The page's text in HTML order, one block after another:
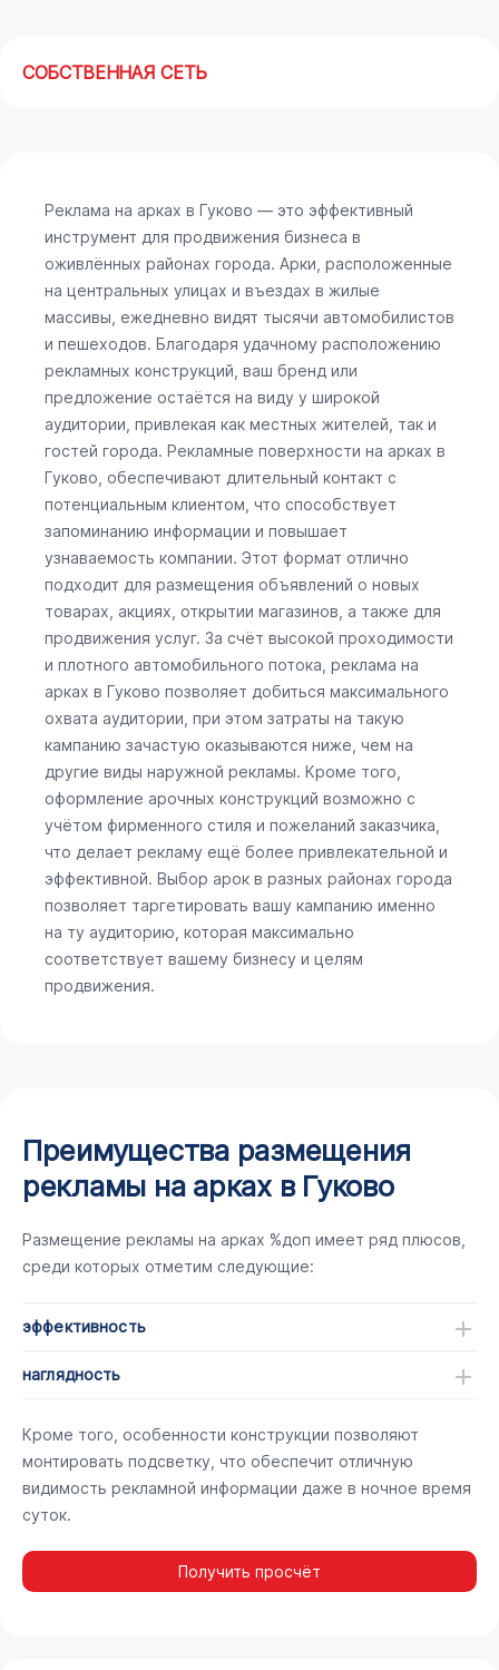
СОБСТВЕННАЯ СЕТЬ
Реклама на арках в Гуково — это эффективный
инструмент для продвижения бизнеса в
оживлённых районах города. Арки, расположенные
на центральных улицах и въездах в жилые
массивы, ежедневно видят тысячи автомобилистов
и пешеходов. Благодаря удачному расположению
рекламных конструкций, ваш бренд или
предложение остаётся на виду у широкой
аудитории, привлекая как местных жителей, так и
гостей города. Рекламные поверхности на арках в
Гуково, обеспечивают длительный контакт с
потенциальным клиентом, что способствует
запоминанию информации и повышает
узнаваемость компании. Этот формат отлично
подходит для размещения объявлений о новых
товарах, акциях, открытии магазинов, а также для
продвижения услуг. За счёт высокой проходимости
и плотного автомобильного потока, реклама на
арках в Гуково позволяет добиться максимального
охвата аудитории, при этом затраты на такую
кампанию зачастую оказываются ниже, чем на
другие виды наружной рекламы. Кроме того,
оформление арочных конструкций возможно с
учётом фирменного стиля и пожеланий заказчика,
что делает рекламу ещё более привлекательной и
эффективной. Выбор арок в разных районах города
позволяет таргетировать вашу кампанию именно
на ту аудиторию, которая максимально
соответствует вашему бизнесу и целям
продвижения.
Преимущества размещения
рекламы на арках в Гуково
Размещение рекламы на арках %доп имеет ряд плюсов,
среди которых отметим следующие:
эффективность
наглядность
Кроме того, особенности конструкции позволяют
монтировать подсветку, что обеспечит отличную
видимость рекламной информации даже в ночное время
суток.
Получить просчёт